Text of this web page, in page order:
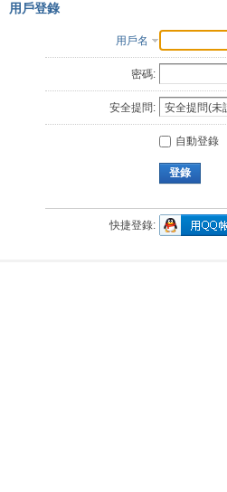
用戶登錄
用戶名
密碼:
安全提問:
自動登錄
登錄
快捷登錄: